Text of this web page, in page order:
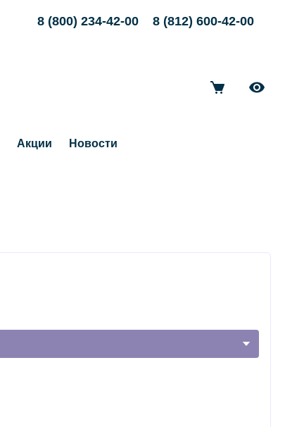
8 (800) 234-42-00 8 (812) 600-42-00
Акции Новости